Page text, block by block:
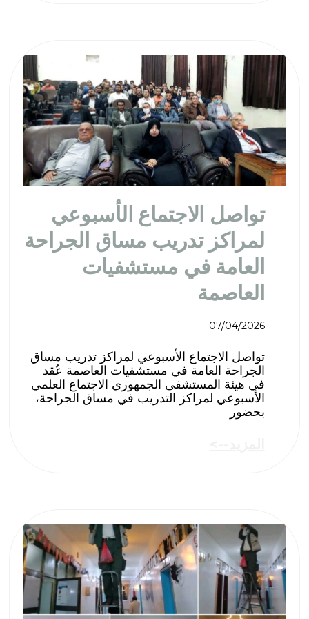
تواصل الاجتماع الأسبوعي
لمراكز تدريب مساق الجراحة
العامة في مستشفيات
العاصمة
07/04/2026
تواصل الاجتماع الأسبوعي لمراكز تدريب مساق
الجراحة العامة في مستشفيات العاصمة ​عُقد
في هيئة المستشفى الجمهوري الاجتماع العلمي
الأسبوعي لمراكز التدريب في مساق الجراحة،
بحضور